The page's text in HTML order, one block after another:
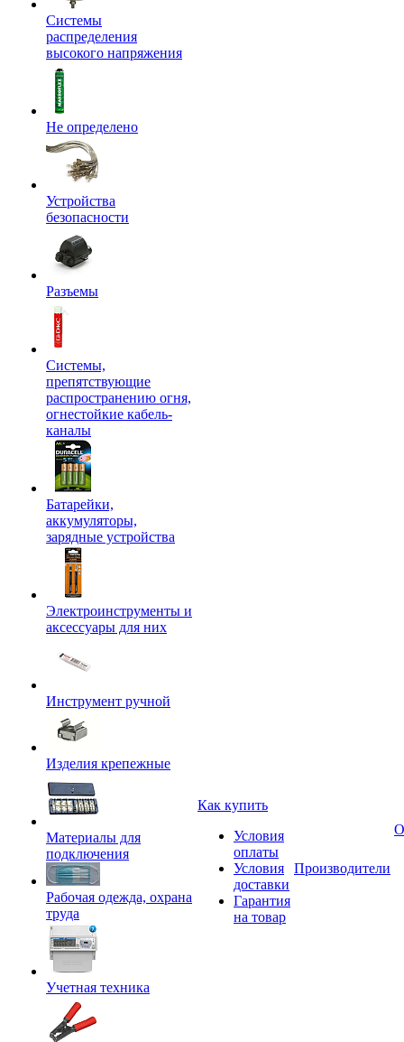
Системы
распределения
высокого напряжения
Не определено
Устройства
безопасности
Разъемы
Системы,
препятствующие
распространению огня,
огнестойкие кабель-
каналы
Батарейки,
аккумуляторы,
зарядные устройства
Электроинструменты и
аксессуары для них
Инструмент ручной
Изделия крепежные
Материалы для
подключения
Рабочая одежда, охрана
труда
Учетная техника
Как купить
Условия
оплаты
Условия
доставки
Гарантия
на товар
Производители